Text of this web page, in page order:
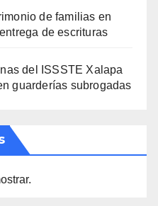
de familias en
de escrituras
del ISSSTE Xalapa
guarderías subrogadas